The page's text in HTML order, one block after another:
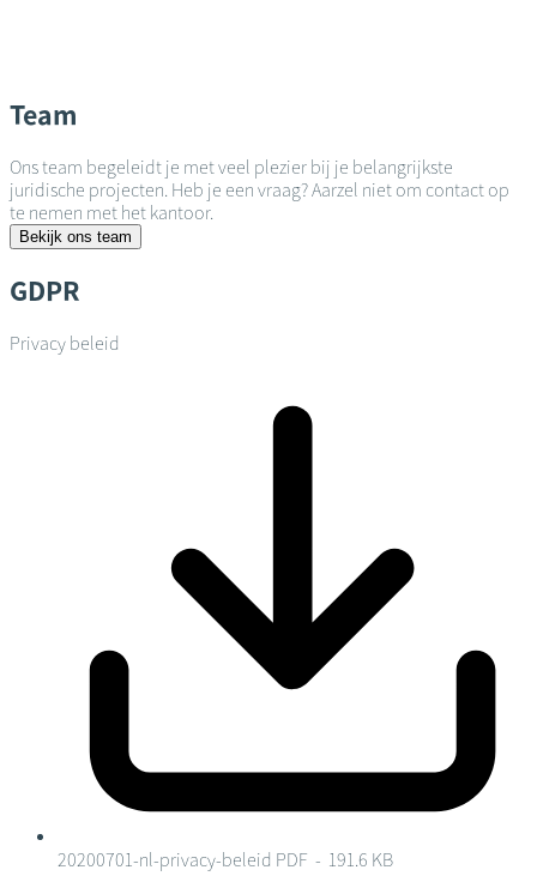
Team
Ons team begeleidt je met veel plezier bij je belangrijkste
juridische projecten. Heb je een vraag? Aarzel niet om contact op
te nemen met het kantoor.
Bekijk ons team
GDPR
Privacy beleid
20200701-nl-privacy-beleid PDF - 191.6 KB